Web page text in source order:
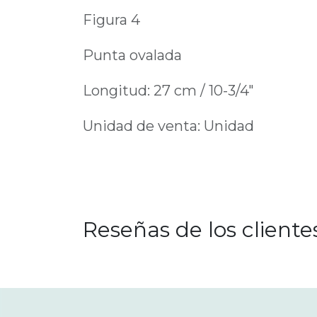
Figura 4
Punta ovalada
Longitud: 27 cm / 10-3/4"
Unidad de venta: Unidad
Reseñas de los